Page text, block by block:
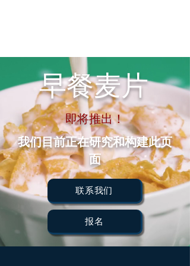
早餐麦片
即将推出！
我们目前正在研究和构建此页
面
联系我们
报名